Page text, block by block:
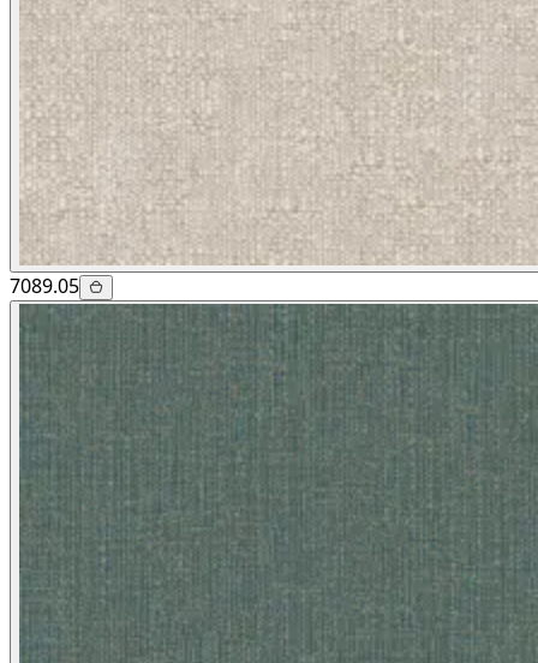
7089.05